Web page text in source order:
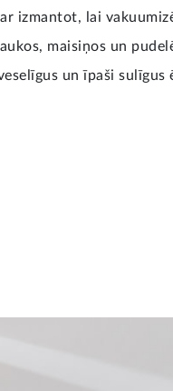
izmantot, lai
maisiņos un
un īpaši sulīgus